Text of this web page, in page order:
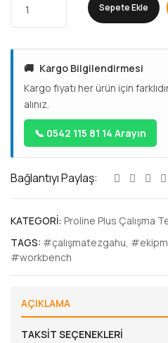
Sepete Ekle
🚚 Kargo Bilgilendirmesi
Kargo fiyatı her ürün için
alınız.
📞 0542 115 81 14 Arayın
Bağlantıyı Paylaş:
KATEGORI: Proline Plus Çalışma
TAGS: #çalışmatezgahu
#workbench
AÇIKLAMA
TAKSIT SEÇENEKLERI